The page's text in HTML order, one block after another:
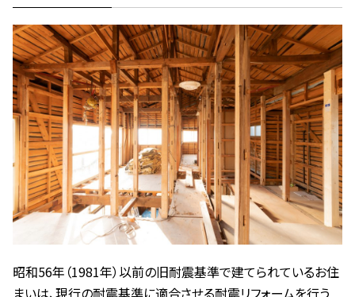
昭和56年（1981年）以前の旧耐震基準で建てられているお住